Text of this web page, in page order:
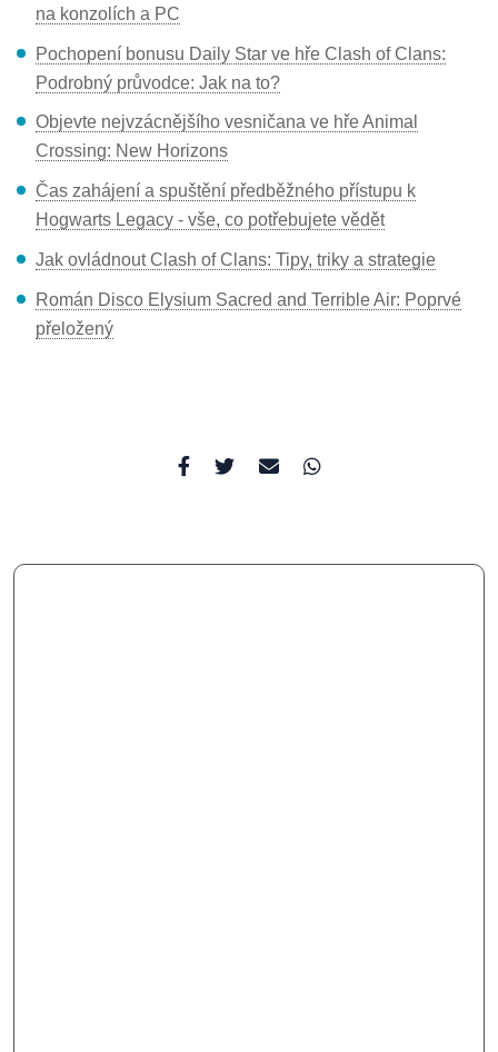
na konzolích a PC
Pochopení bonusu Daily Star ve hře Clash of Clans:
Podrobný průvodce: Jak na to?
Objevte nejvzácnějšího vesničana ve hře Animal
Crossing: New Horizons
Čas zahájení a spuštění předběžného přístupu k
Hogwarts Legacy - vše, co potřebujete vědět
Jak ovládnout Clash of Clans: Tipy, triky a strategie
Román Disco Elysium Sacred and Terrible Air: Poprvé
přeložený